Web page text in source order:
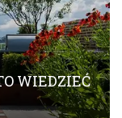
WIEDZIEĆ